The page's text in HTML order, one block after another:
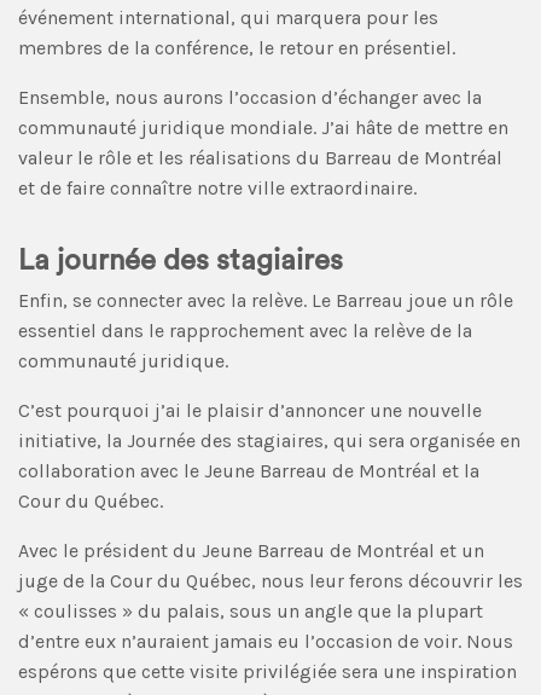
événement international, qui marquera pour les
membres de la conférence, le retour en présentiel.
Ensemble, nous aurons l’occasion d’échanger avec la
communauté juridique mondiale. J’ai hâte de mettre en
valeur le rôle et les réalisations du Barreau de Montréal
et de faire connaître notre ville extraordinaire.
La journée des stagiaires
Enfin, se connecter avec la relève. Le Barreau joue un rôle
essentiel dans le rapprochement avec la relève de la
communauté juridique.
C’est pourquoi j’ai le plaisir d’annoncer une nouvelle
initiative, la Journée des stagiaires, qui sera organisée en
collaboration avec le Jeune Barreau de Montréal et la
Cour du Québec.
Avec le président du Jeune Barreau de Montréal et un
juge de la Cour du Québec, nous leur ferons découvrir les
« coulisses » du palais, sous un angle que la plupart
d’entre eux n’auraient jamais eu l’occasion de voir. Nous
espérons que cette visite privilégiée sera une inspiration